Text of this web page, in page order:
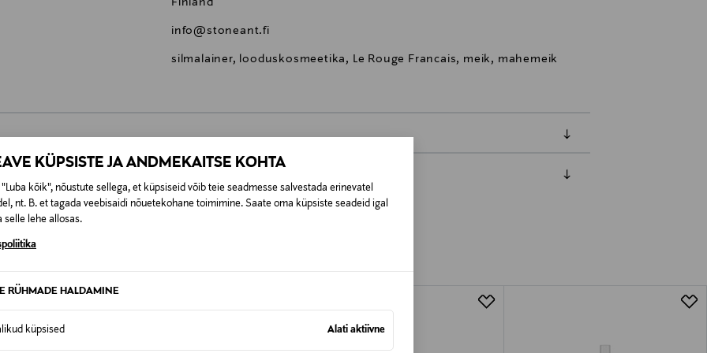
KÜPSISTE JA ANDMEKAITSE KOHTA
"Luba kõik", nõustute sellega, et küpsiseid võib teie seadmesse salvestada erinevatel
nt. B. et tagada veebisaidi nõuetekohane toimimine. Saate oma küpsiste seadeid igal
selle lehe allosas.
RÜHMADE HALDAMINE
küpsised Alati aktiivne
Finland
info@stoneant.fi
silmalainer, looduskosmeetika, Le Rouge Francais, meik, mahemeik
0,00 €
0,00 € – 4,90 €
lepingust taganeda 30 päeva jooksul alates kauba kättesaamisest. Suletud pakendis toodete puhul
Tagastatavad suletud pakendis kosmeetika- ja loodustooted peavad olema avamata originaalpakendis.
KA